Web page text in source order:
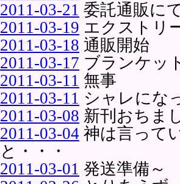
2011-03-21 委託通販に
2011-03-19 エクストリ
2011-03-18 通販開始
2011-03-17 ブランケッ
2011-03-11 無事
2011-03-11 シャレにな
2011-03-08 新刊おちま
2011-03-04 神は言って
と・・・
2011-03-01 発送準備～